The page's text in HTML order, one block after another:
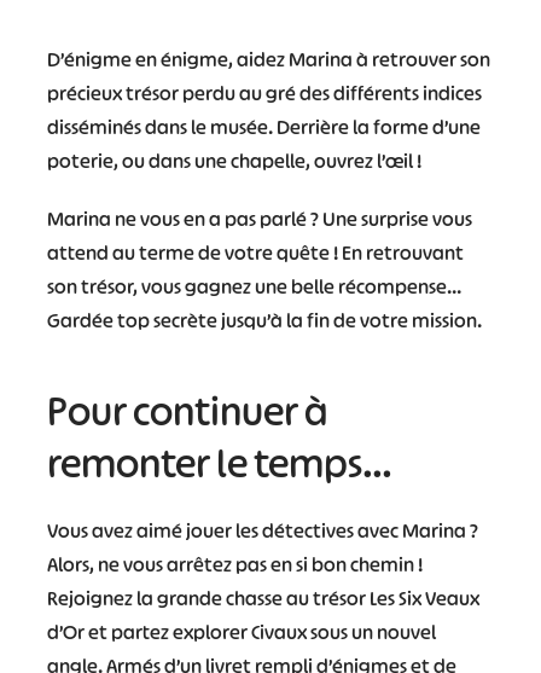
D’énigme en énigme, aidez Marina à retrouver son
précieux trésor perdu au gré des différents indices
disséminés dans le musée. Derrière la forme d’une
poterie, ou dans une chapelle, ouvrez l’œil !
Marina ne vous en a pas parlé ? Une surprise vous
attend au terme de votre quête ! En retrouvant
son trésor, vous gagnez une belle récompense…
Gardée top secrète jusqu’à la fin de votre mission.
Pour continuer à
remonter le temps…
Vous avez aimé jouer les détectives avec Marina ?
Alors, ne vous arrêtez pas en si bon chemin !
Rejoignez la grande chasse au trésor Les Six Veaux
d’Or et partez explorer Civaux sous un nouvel
angle. Armés d’un livret rempli d’énigmes et de